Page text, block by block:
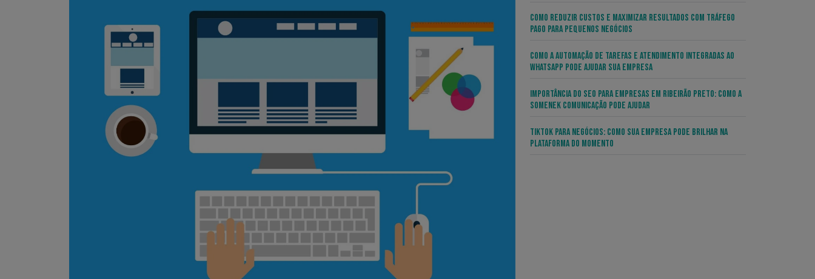
Como Reduzir Custos e Maximizar Resultados com Tráfego
Pago para Pequenos Negócios
Como a Automação de Tarefas e Atendimento Integradas ao
WhatsApp pode Ajudar sua Empresa
Importância do SEO para Empresas em Ribeirão Preto: Como a
Somenek Comunicação Pode Ajudar
TikTok para Negócios: Como sua Empresa pode Brilhar na
Plataforma do Momento